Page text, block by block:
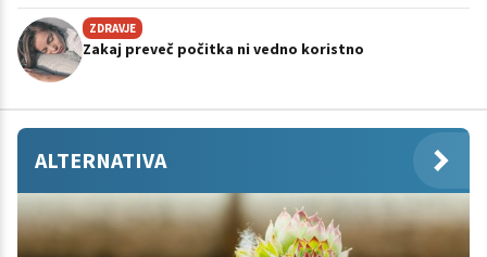
ZDRAVJE
Zakaj preveč počitka ni vedno koristno
ALTERNATIVA